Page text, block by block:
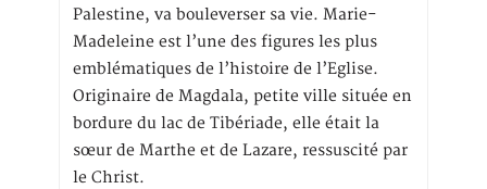
Palestine, va bouleverser sa vie. Marie-
Madeleine est l’une des figures les plus
emblématiques de l’histoire de l’Eglise.
Originaire de Magdala, petite ville située en
bordure du lac de Tibériade, elle était la
sœur de Marthe et de Lazare, ressuscité par
le Christ.